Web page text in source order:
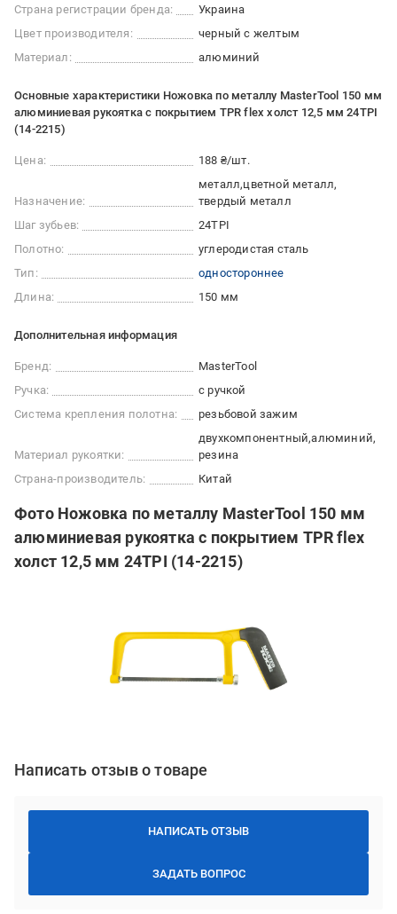
Страна регистрации бренда:
Украина
Цвет производителя:
черный с желтым
Материал:
алюминий
Основные характеристики Ножовка по металлу MasterTool 150 мм
алюминиевая рукоятка с покрытием TPR flex холст 12,5 мм 24TPI
(14-2215)
Цена: 188 ₴/шт.
Назначение:
металл цветной металл
твердый металл
Шаг зубьев:
24TPI
Полотно:
углеродистая сталь
Тип:
одностороннее
Длина:
150 мм
Дополнительная информация
Бренд:
MasterTool
Ручка:
с ручкой
Система крепления полотна:
резьбовой зажим
Материал рукоятки:
двухкомпонентный алюминий
резина
Страна-производитель:
Китай
Фото Ножовка по металлу MasterTool 150 мм
алюминиевая рукоятка с покрытием TPR flex
холст 12,5 мм 24TPI (14-2215)
Написать отзыв о товаре
НАПИСАТЬ ОТЗЫВ
ЗАДАТЬ ВОПРОС